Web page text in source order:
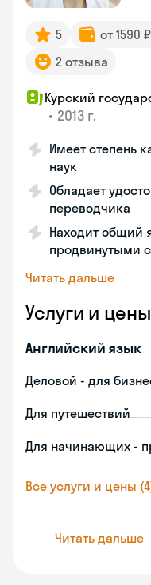
5 от 1590
2 отзыва
Курский
• 2013 г.
Имеет степень
наук
Обладает
переводчика
Находит общий
продвинутыми
Читать дальше
Услуги и цены
Английский язык
Деловой - для
Для путешествий
Для начинающих -
Все услуги и цены
Читать дальше